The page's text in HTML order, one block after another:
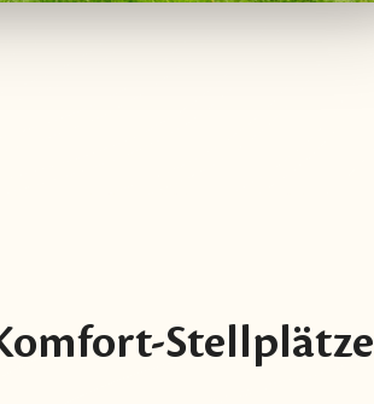
Stellplätze